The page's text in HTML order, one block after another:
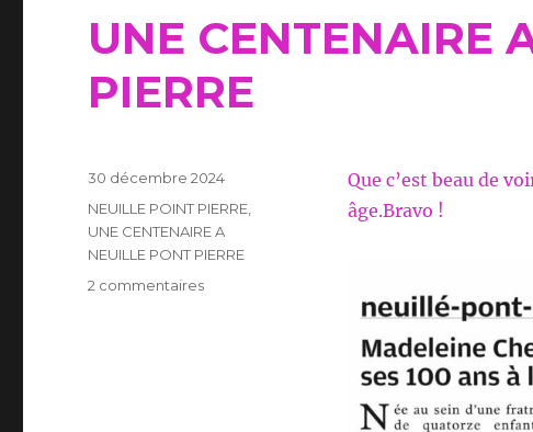
UNE CENTENAIRE
PIERRE
Que c’est beau de
âge.Bravo !
Publié
30 décembre 2024
Catégories
NEUILLE POINT PIERRE
UNE CENTENAIRE A
NEUILLE PONT PIERRE
2 commentairessur